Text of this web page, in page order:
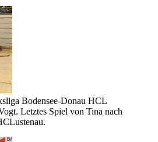
Bodensee-Donau HCL
Letztes Spiel von Tina nach